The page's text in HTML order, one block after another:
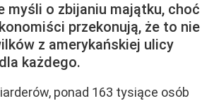
myśli o zbijaniu majątku, choć
przekonują, że to nie
z amerykańskiej ulicy
każdego.
ponad 163 tysiące osób